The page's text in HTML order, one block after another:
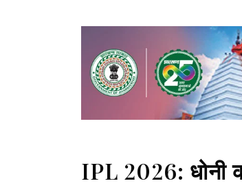
IPL 2026: धोनी